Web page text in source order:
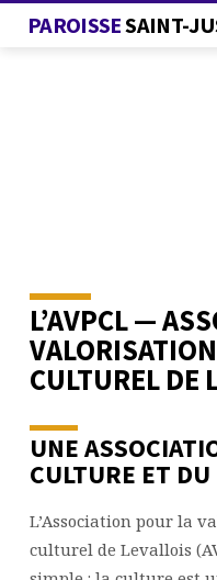
PAROISSESAINT-
L’AVPCL
—
ASSOCIATION
POUR
LA
DU
PATRIMOINE
CULTUREL
DE
L’AVPCL —
CULTUREL DE
UNE
CULTURE ET
L’Association pour la
culturel de Levallois